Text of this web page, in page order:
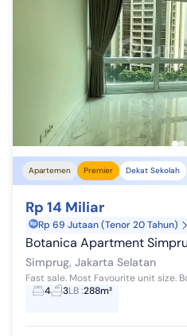
Apartemen Premier Dekat Sekolah
Rp 14 Miliar
Rp 69 Jutaan (Tenor 20 Tahun)
Botanica Apartment Simprug 3+1Br
Simprug, Jakarta Selatan
4
3LB:288m²